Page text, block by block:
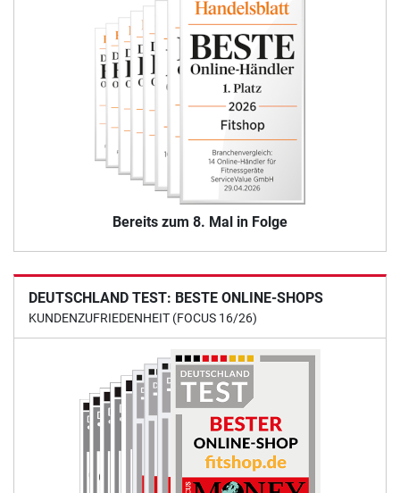
Bereits zum 8. Mal in Folge
DEUTSCHLAND TEST: BESTE ONLINE-SHOPS
KUNDENZUFRIEDENHEIT (FOCUS 16/26)